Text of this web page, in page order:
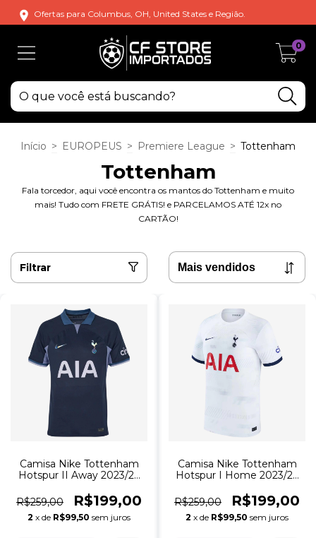
Ofertas para Columbus, OH, United States e Região.
0
Início > EUROPEUS > Premiere League > Tottenham
Tottenham
Fala torcedor, aqui você encontra os mantos do Tottenham e muito
mais! Tudo com FRETE GRÁTIS! e PARCELAMOS ATÉ 12x no
CARTÃO!
Filtrar
Camisa Nike Tottenham
Hotspur II Away 2023/24
R$259,00
R$199,00
2 x de R$99,50 sem juros
Camisa Nike Tottenham
Hotspur I Home 2023/24
R$259,00
R$199,00
2 x de R$99,50 sem juros